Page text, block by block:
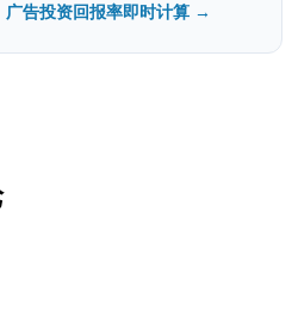
告投资回报率即时计算 →